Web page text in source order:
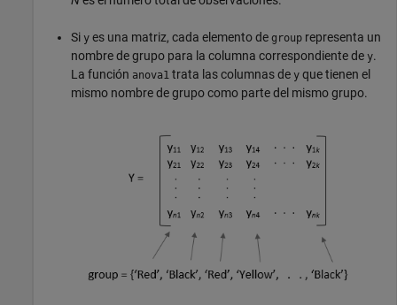
Si y es una matriz, cada elemento de group representa un
nombre de grupo para la columna correspondiente de y.
La función anova1 trata las columnas de y que tienen el
mismo nombre de grupo como parte del mismo grupo.